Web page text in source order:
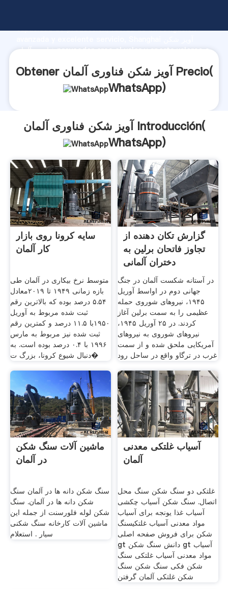
capacidad de producción, fuerza de investigación
فناوری آلمان proveedor crea el valor y aporta valores a
Obtener آویز شکن فناوری آلمان Precio(
WhatsApp)
آویز شکن فناوری آلمان Introducción(
WhatsApp)
سایه کرونا روی بازار
کار آلمان
متوسط نرخ بیکاری در آلمان طی
بازه زمانی ۱۹۴۹ تا ۲۰۱۹معادل
۵.۵۴ درصد بوده که بالاترین رقم
ثبت شده مربوط به آوریل
۱۹۵۰با ۱۱.۵ درصد و کمترین رقم
ثبت شده نیز مربوط به مارس
۱۹۹۶ با ۰.۴ درصد بوده است. به
دنبال شیوع کرونا، بزرگ ت�
گزارش تکان دهنده از
تجاوز فاتحان برلین به
دختران آلمانی
در آستانه شکست آلمان در جنگ
جهانی دوم در اواسط آوریل
۱۹۴۵، نیرو‌های شوروی حمله
عظیمی را به سمت برلین آغاز
کردند. در ۲۵ آوریل ۱۹۴۵،
نیرو‌های شوروی به نیرو‌های
آمریکایی ملحق شده و از سمت
غرب در ترگاو واقع در ساحل رود
ماشین آلات سنگ شکن
در آلمان
سنگ شکن دانه ها در آلمان سنگ
شکن دانه ها در آلمان. سنگ
شکن لوله فلورسنت از جمله این
ماشین آلات کارخانه سنگ شکنی
سیار . استعلام
آسیاب غلتکی معدنی
آلمان
غلتکی دو سنگ شکن سنگ محل
اتصال. سنگ شکن آسیاب چکشی
آسیاب غذا یونجه برای آسیاب
مواد معدنی آسیاب غلتکیسنگ
شکن برای فروش صفحه اصلی
gt دانش سنگ شکن gt آسیاب
مواد معدنی آسیاب غلتکی سنگ
شکن فکی سنگ شکن سنگ
شکن غلتکی آلمان گرفتن